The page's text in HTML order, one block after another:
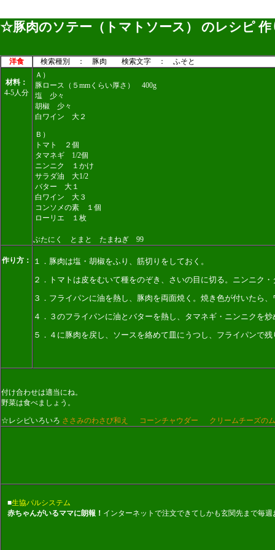
☆豚肉のソテー（トマトソース） のレシピ 作
洋食 検索種別 ： 豚肉 検索文字 ： ふそと
材料：
4-5人分
Ａ）
豚ロース（５mmくらい厚さ） 400g
塩 少々
胡椒 少々
白ワイン 大２
Ｂ）
トマト ２個
タマネギ 1/2個
ニンニク １かけ
サラダ油 大1/2
バター 大１
白ワイン 大３
コンソメの素 １個
ローリエ １枚
ぶたにく とまと たまねぎ 99
作り方：
１．豚肉は塩・胡椒をふり、筋切りをしておく。
２．トマトは皮をむいて種をのぞき、さいの目に切る。ニンニク
３．フライパンに油を熱し、豚肉を両面焼く。焼き色が付いたら
４．３のフライパンに油とバターを熱し、タマネギ・ニンニクを
５．４に豚肉を戻し、ソースを絡めて皿にうつし、フライパンで
付け合わせは適当にね。
野菜は食べましょう。
☆レシピいろいろ ささみのわさび和え コーンチャウダー クリームチーズの
■生協パルシステム
赤ちゃんがいるママに朗報！ インターネットで注文できてしかも玄関先まで毎週